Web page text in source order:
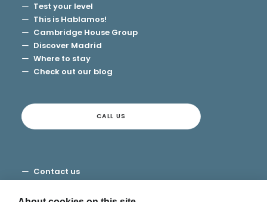
Test your level
This is Hablamos!
Cambridge House Group
Discover Madrid
Where to stay
Check out our blog
CALL US
Contact us
Privacy